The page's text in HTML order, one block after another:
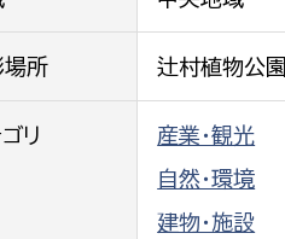
都市計画課
地域交通課
建築指導課
開発審査課
場所 辻村植物公園
リ
産業・観光
自然・環境
建物・施設